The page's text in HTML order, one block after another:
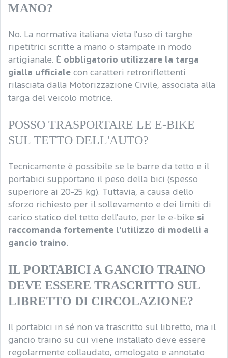
MANO?
No. La normativa italiana vieta l'uso di targhe
ripetitrici scritte a mano o stampate in modo
artigianale. È obbligatorio utilizzare la targa
gialla ufficiale con caratteri retroriflettenti
rilasciata dalla Motorizzazione Civile, associata alla
targa del veicolo motrice.
POSSO TRASPORTARE LE E-BIKE
SUL TETTO DELL'AUTO?
Tecnicamente è possibile se le barre da tetto e il
portabici supportano il peso della bici (spesso
superiore ai 20-25 kg). Tuttavia, a causa dello
sforzo richiesto per il sollevamento e dei limiti di
carico statico del tetto dell'auto, per le e-bike si
raccomanda fortemente l'utilizzo di modelli a
gancio traino.
IL PORTABICI A GANCIO TRAINO
DEVE ESSERE TRASCRITTO SUL
LIBRETTO DI CIRCOLAZIONE?
Il portabici in sé non va trascritto sul libretto, ma il
gancio traino su cui viene installato deve essere
regolarmente collaudato, omologato e annotato